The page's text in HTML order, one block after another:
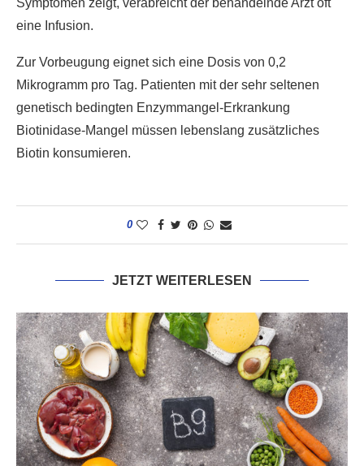
Symptomen zeigt, verabreicht der behandelnde Arzt oft
eine Infusion.
Zur Vorbeugung eignet sich eine Dosis von 0,2
Mikrogramm pro Tag. Patienten mit der sehr seltenen
genetisch bedingten Enzymmangel-Erkrankung
Biotinidase-Mangel müssen lebenslang zusätzliches
Biotin konsumieren.
0
JETZT WEITERLESEN